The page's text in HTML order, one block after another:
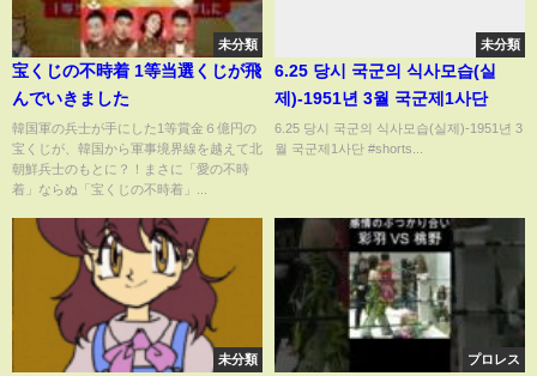
未分類
宝くじの不時着 1等当選くじが飛
んでいきました
韓国軍の兵士が手にした1等賞金６億円の
宝くじが、韓国から軍事境界線を越えて北
朝鮮兵士のもとに？！まさに「愛の不時
着」ならぬ「宝くじの不時着」...
未分類
6.25 당시 국군의 식사모습(실
제)-1951년 3월 국군제1사단
6.25 당시 국군의 식사모습(실제)-1951년 3
월 국군제1사단 #shorts...
未分類 プロレス